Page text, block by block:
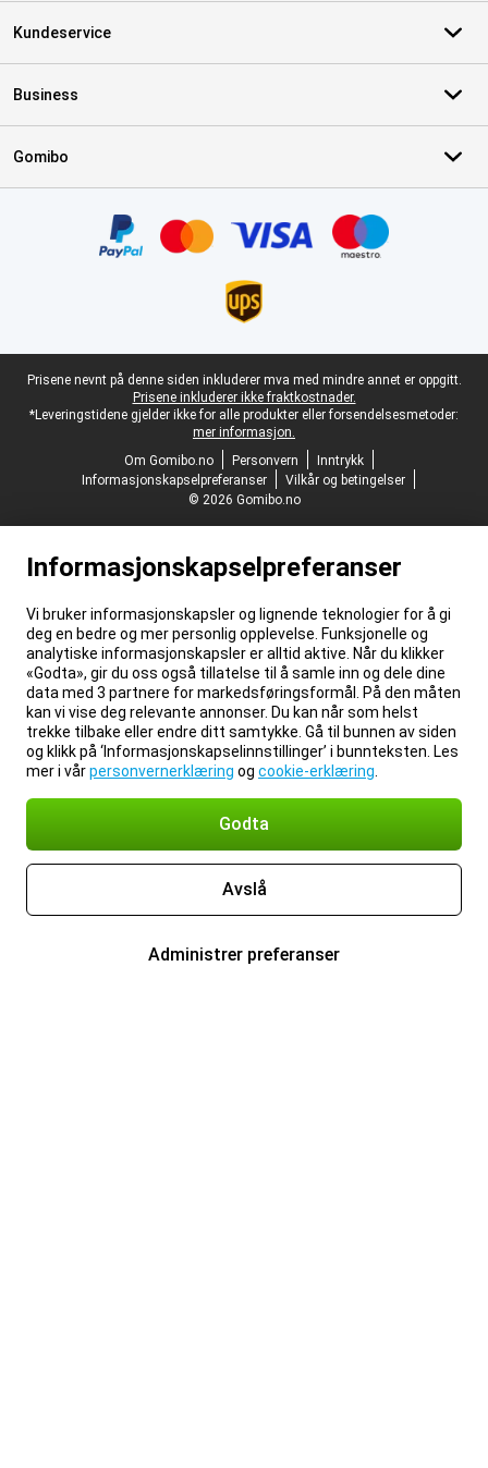
Kundeservice
Business
Gomibo
Juridisk bunntekst
Prisene nevnt på denne siden inkluderer mva med mindre annet er oppgitt.
Prisene inkluderer ikke fraktkostnader.
*Leveringstidene gjelder ikke for alle produkter eller forsendelsesmetoder:
mer informasjon.
Om Gomibo.no
Personvern
Inntrykk
Informasjonskapselpreferanser
Vilkår og betingelser
© 2026 Gomibo.no
Informasjonskapselpreferanser
Vi bruker informasjonskapsler og lignende teknologier for å gi
deg en bedre og mer personlig opplevelse. Funksjonelle og
analytiske informasjonskapsler er alltid aktive. Når du klikker
«Godta», gir du oss også tillatelse til å samle inn og dele dine
data med 3 partnere for markedsføringsformål. På den måten
kan vi vise deg relevante annonser. Du kan når som helst
trekke tilbake eller endre ditt samtykke. Gå til bunnen av siden
og klikk på ‘Informasjonskapselinnstillinger’ i bunnteksten. Les
mer i vårpersonvernerklæring og cookie-erklæring
Godta
Avslå
Administrer preferanser